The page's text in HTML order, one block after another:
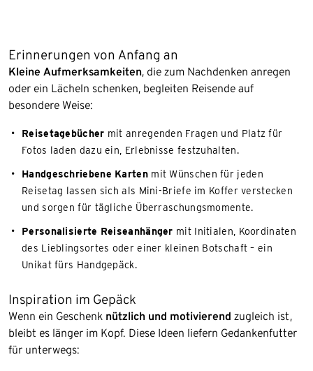
Erinnerungen von Anfang an
Kleine Aufmerksamkeiten, die zum Nachdenken anregen
oder ein Lächeln schenken, begleiten Reisende auf
besondere Weise:
Reisetagebücher mit anregenden Fragen und Platz für
Fotos laden dazu ein, Erlebnisse festzuhalten.
Handgeschriebene Karten mit Wünschen für jeden
Reisetag lassen sich als Mini-Briefe im Koffer verstecken
und sorgen für tägliche Überraschungsmomente.
Personalisierte Reiseanhänger mit Initialen, Koordinaten
des Lieblingsortes oder einer kleinen Botschaft – ein
Unikat fürs Handgepäck.
Inspiration im Gepäck
Wenn ein Geschenk nützlich und motivierend zugleich ist,
bleibt es länger im Kopf. Diese Ideen liefern Gedankenfutter
für unterwegs: